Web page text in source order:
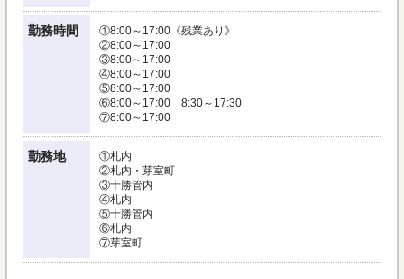
勤務時間
①8:00～17:00《残業あり》
②8:00～17:00
③8:00～17:00
④8:00～17:00
⑤8:00～17:00
⑥8:00～17:00 8:30～17:30
⑦8:00～17:00
勤務地
①札内
②札内・芽室町
③十勝管内
④札内
⑤十勝管内
⑥札内
⑦芽室町